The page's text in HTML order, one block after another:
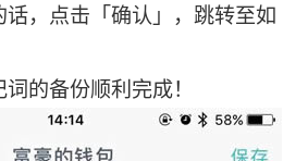
，点击「确认」，跳转至如
的备份顺利完成！